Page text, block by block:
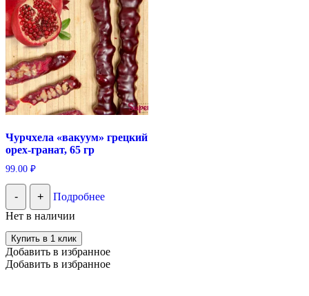
Чурчхела «вакуум» грецкий
орех-гранат, 65 гр
99.00 ₽
- +
Подробнее
Нет в наличии
Купить в 1 клик
Добавить в избранное
Добавить в избранное